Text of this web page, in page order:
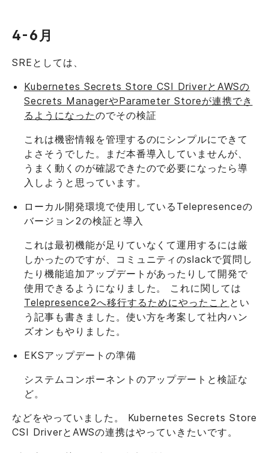
4-6月
SREとしては、
Kubernetes Secrets Store CSI DriverとAWSの
Secrets ManagerやParameter Storeが連携でき
るようになったのでその検証
これは機密情報を管理するのにシンプルにできて
よさそうでした。まだ本番導入していませんが、
うまく動くのが確認できたので必要になったら導
入しようと思っています。
ローカル開発環境で使用しているTelepresenceの
バージョン2の検証と導入
これは最初機能が足りていなくて運用するには厳
しかったのですが、コミュニティのslackで質問し
たり機能追加アップデートがあったりして開発で
使用できるようになりました。 これに関しては
Telepresence2へ移行するためにやったこと とい
う記事も書きました。使い方を考案して社内ハン
ズオンもやりました。
EKSアップデートの準備
システムコンポーネントのアップデートと検証な
ど。
などをやっていました。 Kubernetes Secrets Store
CSI DriverとAWSの連携はやっていきたいです。